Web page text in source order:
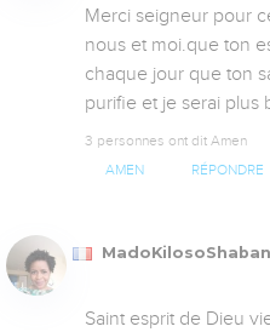
Merci seigneur pour
nous et moi.que ton
chaque jour que ton
purifie et je serai plus
3 personnes ont dit Amen
AMEN RÉPONDRE
Saint esprit de Dieu